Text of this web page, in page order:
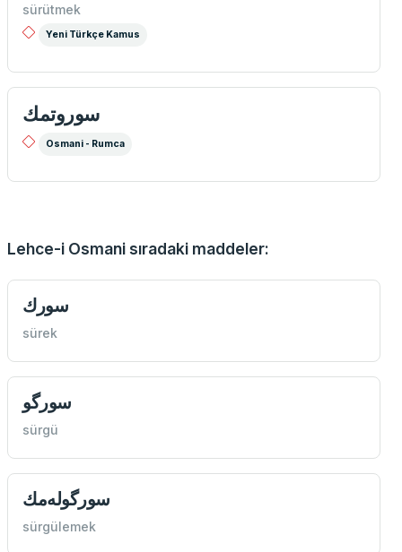
sürütmek
Yeni Türkçe Kamus
سوروتمك
Osmani - Rumca
Lehce-i Osmani sıradaki maddeler:
سورك
sürek
سورگو
sürgü
سورگوله‌مك
sürgülemek